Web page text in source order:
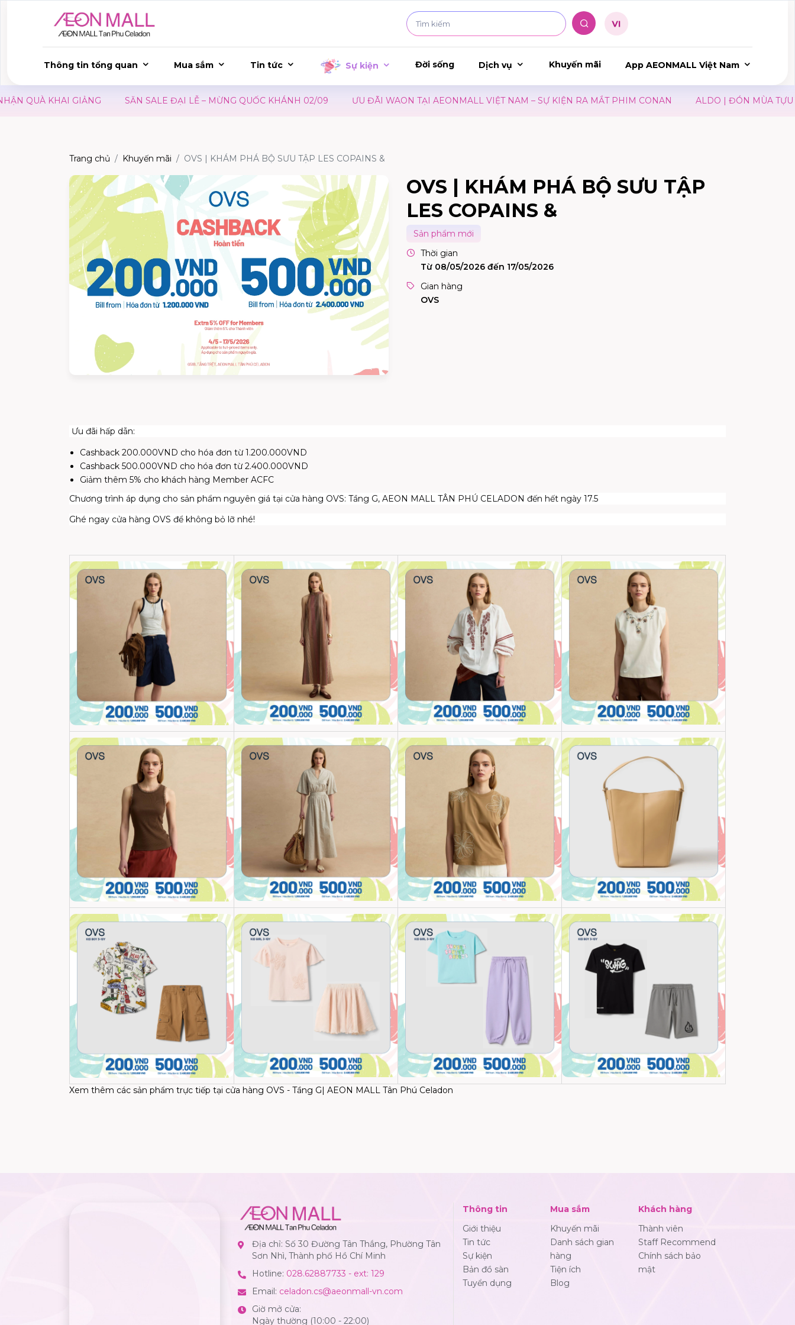
Thông tin tổng quan Mua sắm Tin tức Sự kiện Đời sống Dịch vụ Khuyến mãi App AEONMALL Việt Nam
KHAI GIẢNG SĂN SALE ĐẠI LỄ – MỪNG QUỐC KHÁNH 02/09 ƯU ĐÃI WAON TẠI AEONMALL VIỆT NAM – SỰ KIỆN RA MẮT PHIM CONAN ALDO | ĐÓN MÙA TỰU TRƯỜNG
Trang chủ Khuyến mãi OVS | KHÁM PHÁ BỘ SƯU TẬP LES COPAINS &
OVS | KHÁM PHÁ BỘ SƯU TẬP
LES COPAINS &
Sản phẩm mới
Thời gian
Từ 08/05/2026 đến 17/05/2026
Gian hàng
OVS
Ưu đãi hấp dẫn:
Cashback 200.000VND cho hóa đơn từ 1.200.000VND
Cashback 500.000VND cho hóa đơn từ 2.400.000VND
Giảm thêm 5% cho khách hàng Member ACFC
Chương trình áp dụng cho sản phẩm nguyên giá tại cửa hàng OVS: Tầng G, AEON MALL TÂN PHÚ CELADON đến hết ngày 17.5
Ghé ngay cửa hàng OVS để không bỏ lỡ nhé!
Xem thêm các sản phẩm trực tiếp tại cửa hàng OVS - Tầng G| AEON MALL Tân Phú Celadon
Địa chỉ: Số 30 Đường Tân Thắng, Phường Tân
Sơn Nhì, Thành phố Hồ Chí Minh
Hotline: 028.62887733 - ext: 129
Email: celadon.cs@aeonmall-vn.com
Giờ mở cửa:
Ngày thường (10:00 - 22:00)
Thông tin
Giới thiệu
Tin tức
Sự kiện
Bản đồ sàn
Tuyển dụng
Mua sắm
Khuyến mãi
Danh sách gian
hàng
Tiện ích
Blog
Khách hàng
Thành viên
Staff Recommend
Chính sách bảo
mật